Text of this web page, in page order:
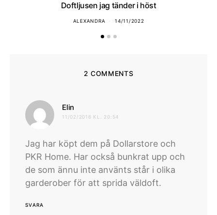
Doftljusen jag tänder i höst
ALEXANDRA 14/11/2022
2 COMMENTS
Elin
11/02/2016 KL. 20:54
Jag har köpt dem på Dollarstore och
PKR Home. Har också bunkrat upp och
de som ännu inte använts står i olika
garderober för att sprida väldoft.
SVARA